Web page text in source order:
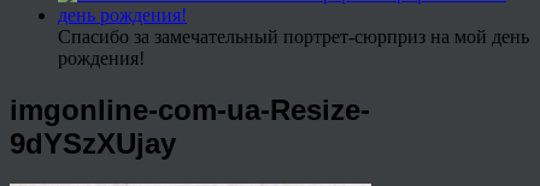
Спасибо за замечательный портрет-сюрприз на мой день
рождения!
imgonline-com-ua-Resize-
9dYSzXUjay